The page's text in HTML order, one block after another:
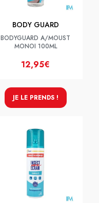
BODY GUARD
BODYGUARD A/MOUST
MONOI 100ML
12,95€
JE LE PRENDS !